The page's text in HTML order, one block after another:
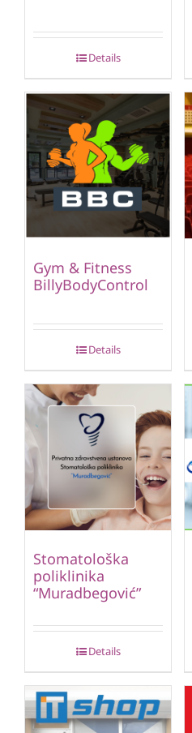
Details
Gym & Fitness
BillyBodyControl
Details
Stomatološka
poliklinika
“Muradbegović”
Details